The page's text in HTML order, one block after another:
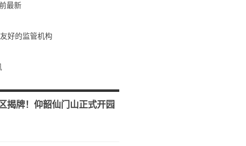
最新
好的监管机构
揭牌！仰韶仙门山正式开园